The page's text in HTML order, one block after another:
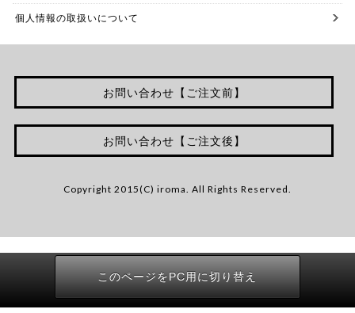
個人情報の取扱いについて
お問い合わせ【ご注文前】
お問い合わせ【ご注文後】
Copyright 2015(C) iroma. All Rights Reserved.
このページをPC用に切り替え